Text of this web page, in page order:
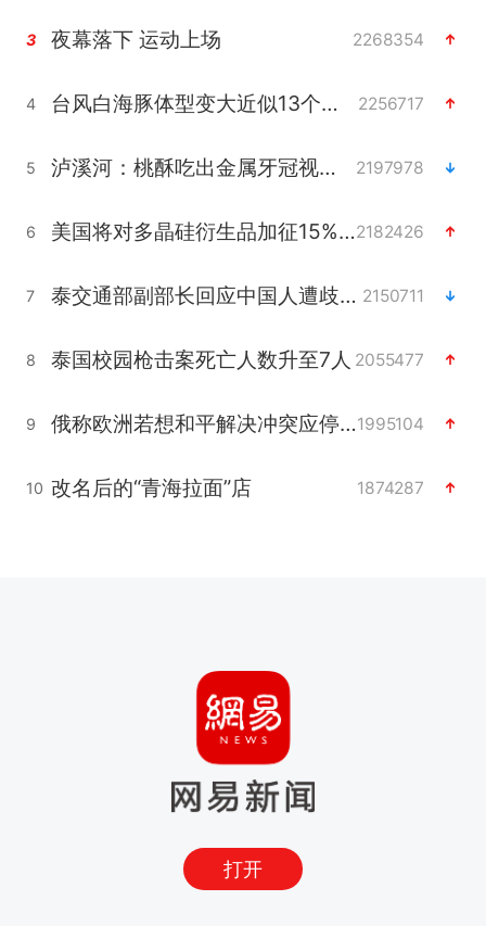
3 夜幕落下 运动上场 2268354
4 台风白海豚体型变大近似13个浙江面积 2256717
5 泸溪河：桃酥吃出金属牙冠视频不实 2197978
6 美国将对多晶硅衍生品加征15%关税2182426
7 泰交通部副部长回应中国人遭歧视手势 2150711
8 泰国校园枪击案死亡人数升至7人 2055477
9 俄称欧洲若想和平解决冲突应停止援乌1995104
10 改名后的“青海拉面”店 1874287
打开